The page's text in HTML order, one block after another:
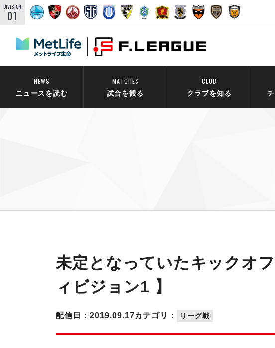
DIVISION
01
NEWS
ニュースを読む
MATCHES
試合を観る
CLUB
クラブを知る
未定となっていたキックオ
ィビジョン1 】
カテゴリ： リーグ戦
配信日：2019.09.17